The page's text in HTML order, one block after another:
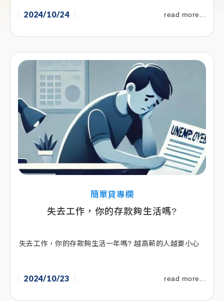
2024/10/24 read more...
簡單貸專欄
失去工作，你的存款夠生活嗎?
失去工作，你的存款夠生活一年嗎? 越高薪的人越要小心
2024/10/23 read more...